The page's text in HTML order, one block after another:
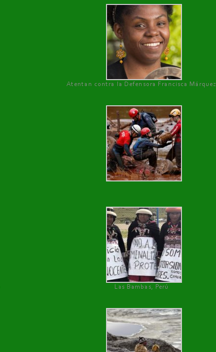
Atentan contra la Defensora Francisca Márquez
Las Bambas, Perú